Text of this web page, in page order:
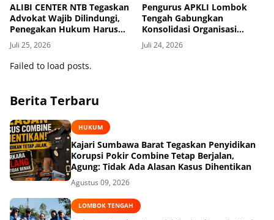
ALIBI CENTER NTB Tegaskan
Advokat Wajib Dilindungi,
Penegakan Hukum Harus
Tanpa Pandang Bulu
Juli 25, 2026
Pengurus APKLI Lombok
Tengah Gabungkan
Konsolidasi Organisasi
dengan Berbagi Kasih ke
Anak Yatim
Juli 24, 2026
Failed to load posts.
Berita Terbaru
HUKUM
Kajari Sumbawa Barat Tegaskan Penyidikan
Korupsi Pokir Combine Tetap Berjalan,
Agung: Tidak Ada Alasan Kasus Dihentikan
Agustus 09, 2026
LOMBOK TENGAH